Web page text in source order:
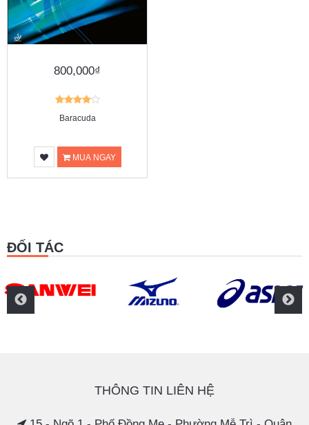
800,000₫
Baracuda
MUA NGAY
ĐỐI TÁC
THÔNG TIN LIÊN HỆ